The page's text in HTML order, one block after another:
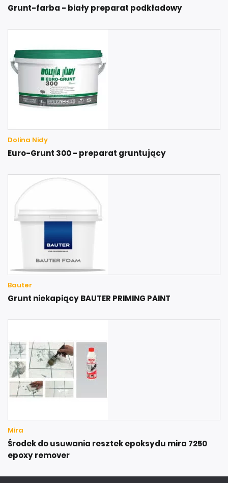
Grunt-farba - biały preparat podkładowy
Dolina Nidy
Euro-Grunt 300 - preparat gruntujący
Bauter
Grunt niekapiący BAUTER PRIMING PAINT
Mira
Środek do usuwania resztek epoksydu mira 7250
epoxy remover